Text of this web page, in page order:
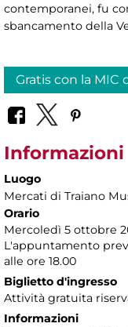
contemporanei, fu
sbancamento della
Gratis con la MIC
Informazioni
Luogo
Mercati di Traiano
Orario
Mercoledì 5 ottobre
L'appuntamento
alle ore 18.00
Biglietto d'ingresso
Attività gratuita
Informazioni